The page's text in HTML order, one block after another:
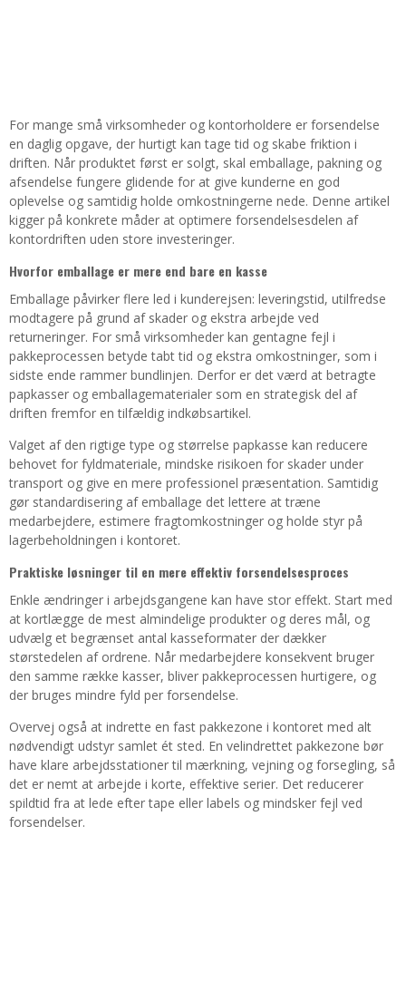
For mange små virksomheder og kontorholdere er forsendelse
en daglig opgave, der hurtigt kan tage tid og skabe friktion i
driften. Når produktet først er solgt, skal emballage, pakning og
afsendelse fungere glidende for at give kunderne en god
oplevelse og samtidig holde omkostningerne nede. Denne artikel
kigger på konkrete måder at optimere forsendelsesdelen af
kontordriften uden store investeringer.
Hvorfor emballage er mere end bare en kasse
Emballage påvirker flere led i kunderejsen: leveringstid, utilfredse
modtagere på grund af skader og ekstra arbejde ved
returneringer. For små virksomheder kan gentagne fejl i
pakkeprocessen betyde tabt tid og ekstra omkostninger, som i
sidste ende rammer bundlinjen. Derfor er det værd at betragte
papkasser og emballagematerialer som en strategisk del af
driften fremfor en tilfældig indkøbsartikel.
Valget af den rigtige type og størrelse papkasse kan reducere
behovet for fyldmateriale, mindske risikoen for skader under
transport og give en mere professionel præsentation. Samtidig
gør standardisering af emballage det lettere at træne
medarbejdere, estimere fragtomkostninger og holde styr på
lagerbeholdningen i kontoret.
Praktiske løsninger til en mere effektiv forsendelsesproces
Enkle ændringer i arbejdsgangene kan have stor effekt. Start med
at kortlægge de mest almindelige produkter og deres mål, og
udvælg et begrænset antal kasseformater der dækker
størstedelen af ordrene. Når medarbejdere konsekvent bruger
den samme række kasser, bliver pakkeprocessen hurtigere, og
der bruges mindre fyld per forsendelse.
Overvej også at indrette en fast pakkezone i kontoret med alt
nødvendigt udstyr samlet ét sted. En velindrettet pakkezone bør
have klare arbejdsstationer til mærkning, vejning og forsegling, så
det er nemt at arbejde i korte, effektive serier. Det reducerer
spildtid fra at lede efter tape eller labels og mindsker fejl ved
forsendelser.